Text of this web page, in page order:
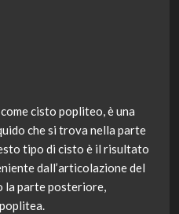
cisto popliteo, è una
che si trova nella parte
tipo di cisto è il risultato
dall’articolazione del
la parte posteriore,